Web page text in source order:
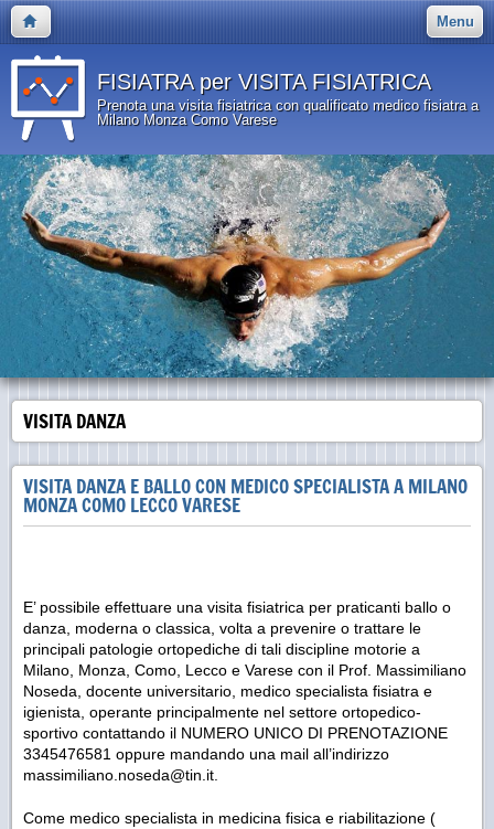
Menu
FISIATRA per VISITA FISIATRICA
Prenota una visita fisiatrica con qualificato medico fisiatra a
Milano Monza Como Varese
VISITA DANZA
VISITA DANZA E BALLO CON MEDICO SPECIALISTA A MILANO
MONZA COMO LECCO VARESE
E’ possibile effettuare una visita fisiatrica per praticanti ballo o
danza, moderna o classica, volta a prevenire o trattare le
principali patologie ortopediche di tali discipline motorie a
Milano, Monza, Como, Lecco e Varese con il Prof. Massimiliano
Noseda, docente universitario, medico specialista fisiatra e
igienista, operante principalmente nel settore ortopedico-
sportivo contattando il NUMERO UNICO DI PRENOTAZIONE
3345476581 oppure mandando una mail all’indirizzo
massimiliano.noseda@tin.it.
Come medico specialista in medicina fisica e riabilitazione (